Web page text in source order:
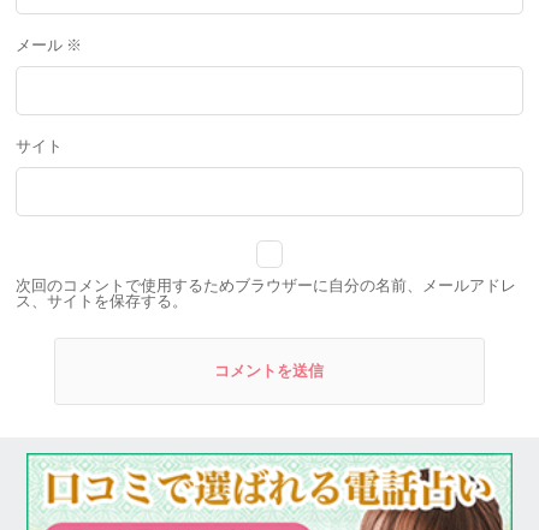
メール ※
サイト
次回のコメントで使用するためブラウザーに自分の名前、メールアドレ
ス、サイトを保存する。